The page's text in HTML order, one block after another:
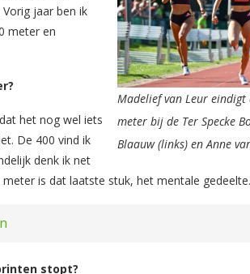
Madelief van Leur eindigt
meter bij de Ter Specke
Blaauw (links) en Anne
jaar ben ik
meter en
het nog wel iets
De 400 vind ik
denk ik net
is dat laatste stuk, het mentale
stopt?